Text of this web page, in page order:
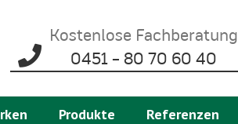
Kostenlose Fachberatung
0451 - 80 70 60 40
Produkte Referenzen